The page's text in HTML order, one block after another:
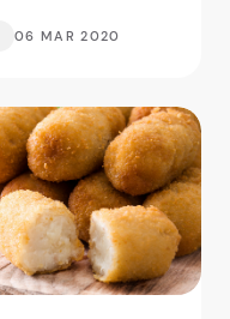
06 MAR 2020